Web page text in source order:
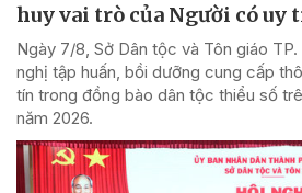
huy vai trò của Người có uy
Ngày 7/8, Sở Dân tộc và Tôn giáo
nghị tập huấn, bồi dưỡng cung cấp
tín trong đồng bào dân tộc thiểu số
năm 2026.